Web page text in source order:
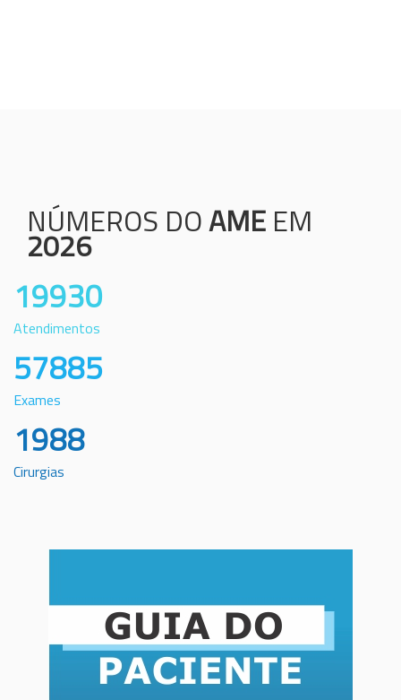
NÚMEROS DOAME EM
2026
19930
Atendimentos
57885
Exames
1988
Cirurgias